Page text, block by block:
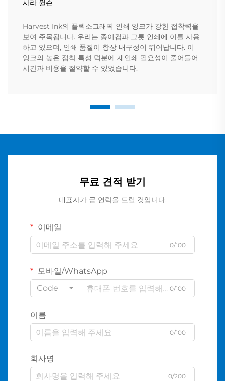
사라 윌슨
Harvest Ink의 플렉소그래픽 인쇄 잉크가 강한 접착력을
보여 주목됩니다. 우리는 종이컵과 그릇 인쇄에 이를 사용
하고 있으며, 인쇄 품질이 항상 내구성이 뛰어납니다. 이
잉크의 높은 접착 특성 덕분에 재인쇄 필요성이 줄어들어
시간과 비용을 절약할 수 있었습니다.
무료 견적 받기
대표자가 곧 연락을 드릴 것입니다.
이메일
0/100
모바일/WhatsApp
Code
0/100
이름
0/100
회사명
0/200